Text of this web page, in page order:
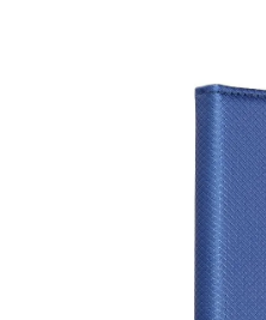
BATÉRIE DO MOBILOV
NÁRAMKY NA HODINKY